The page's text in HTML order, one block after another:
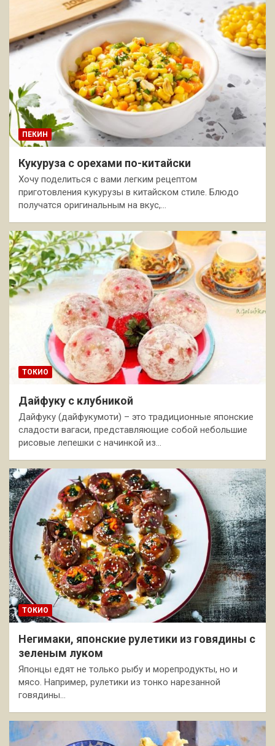
ПЕКИН
Кукуруза с орехами по-китайски
Хочу поделиться с вами легким рецептом
приготовления кукурузы в китайском стиле. Блюдо
получатся оригинальным на вкус,…
ТОКИО
Дайфуку с клубникой
Дайфуку (дайфукумоти) – это традиционные японские
сладости вагаси, представляющие собой небольшие
рисовые лепешки с начинкой из…
ТОКИО
Негимаки, японские рулетики из говядины с
зеленым луком
Японцы едят не только рыбу и морепродукты, но и
мясо. Например, рулетики из тонко нарезанной
говядины…